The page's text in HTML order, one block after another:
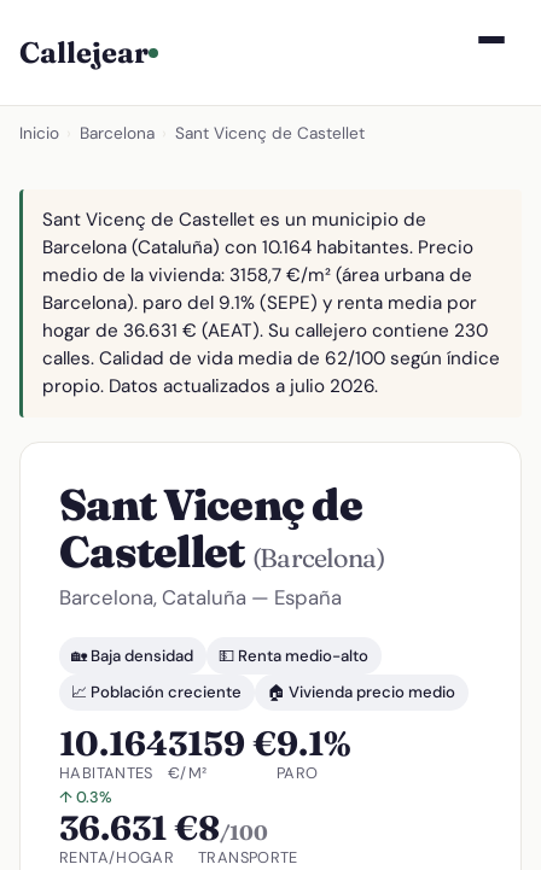
Callejear
Inicio Barcelona Sant Vicenç de Castellet
Sant Vicenç de Castellet es un municipio de
Barcelona (Cataluña) con 10.164 habitantes. Precio
medio de la vivienda: 3158,7 €/m² (área urbana de
Barcelona). paro del 9.1% (SEPE) y renta media por
hogar de 36.631 € (AEAT). Su callejero contiene 230
calles. Calidad de vida media de 62/100 según índice
propio. Datos actualizados a julio 2026.
Sant Vicenç de
Castellet (Barcelona)
Barcelona, Cataluña — España
🏡 Baja densidad
💵 Renta medio-alto
📈 Población creciente
🏠 Vivienda precio medio
10.164
HABITANTES
↑ 0.3%
3159 €
€/M²
9.1%
PARO
36.631 €
RENTA/HOGAR
8/100
TRANSPORTE